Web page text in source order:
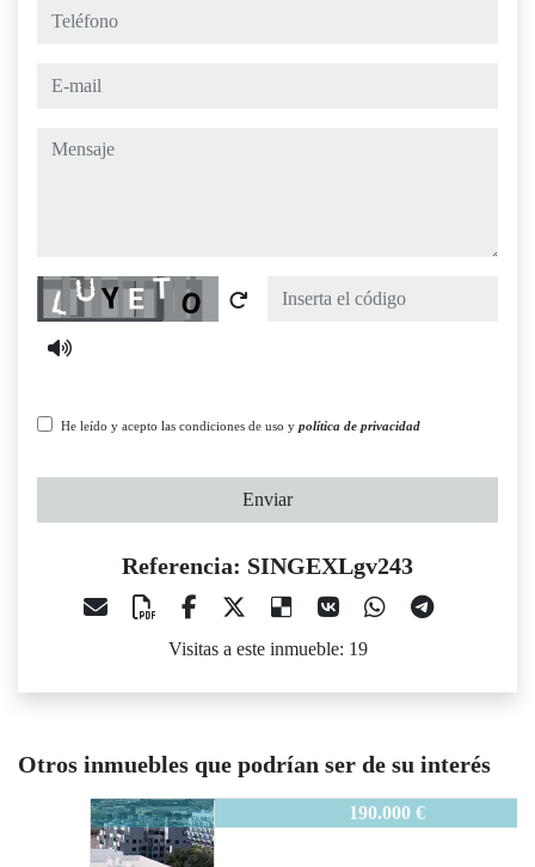
teléfono
e-mail
mensaje
Captcha
He leído y acepto las condiciones de uso y política de privacidad
Enviar
Referencia: SINGEXLgv243
Visitas a este inmueble: 19
Otros inmuebles que podrían ser de su interés
SINGEXLgv243